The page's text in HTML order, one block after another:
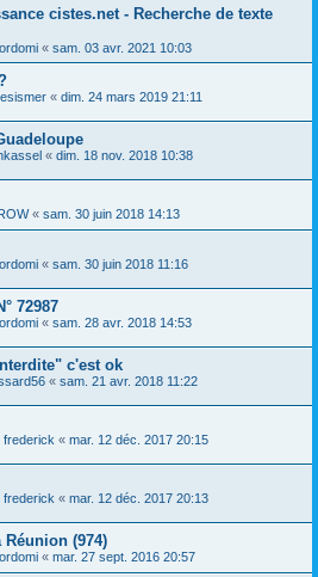
cistes.net - Recherche de texte
« sam. 03 avr. 2021 10:03
« dim. 24 mars 2019 21:11
« dim. 18 nov. 2018 10:38
« sam. 30 juin 2018 14:13
« sam. 30 juin 2018 11:16
72987
« sam. 28 avr. 2018 14:53
c'est ok
« sam. 21 avr. 2018 11:22
frederick « mar. 12 déc. 2017 20:15
frederick « mar. 12 déc. 2017 20:13
(974)
« mar. 27 sept. 2016 20:57